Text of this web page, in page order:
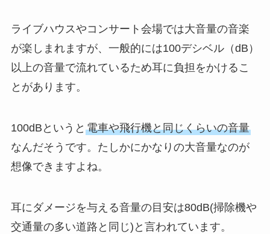
ライブハウスやコンサート会場では大音量の音楽
が楽しまれますが、一般的には100デシベル（dB）
以上の音量で流れているため耳に負担をかけるこ
とがあります。
100dBというと 電車や飛行機と同じくらいの音量
なんだそうです。たしかにかなりの大音量なのが
想像できますよね。
耳にダメージを与える音量の目安は80dB(掃除機や
交通量の多い道路と同じ)と言われています。